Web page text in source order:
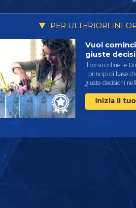
PER ULTERIORI
Vuoi
giuste
Il corso online le
i principi di base
giuste decisioni
Inizia il